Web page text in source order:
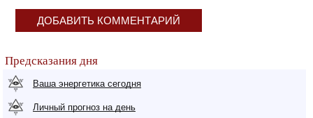
ДОБАВИТЬ КОММЕНТАРИЙ
Предсказания дня
Ваша энергетика сегодня
Личный прогноз на день